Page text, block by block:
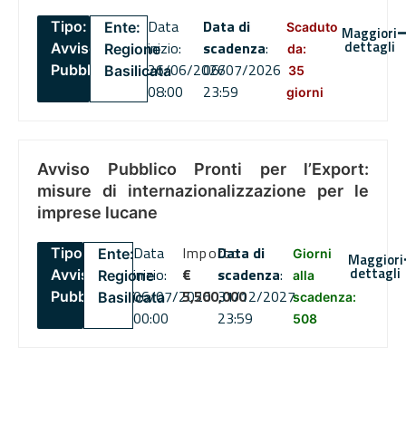
Tipo:
Avviso
Pubblico
Ente:
Regione
Basilicata
Data
inizio:
26/06/2026
08:00
Data di
scadenza:
06/07/2026
23:59
Scaduto
da:
35
giorni
Maggiori
dettagli
Avviso Pubblico Pronti per l’Export:
misure di internazionalizzazione per le
imprese lucane
Tipo:
Avviso
Pubblico
Ente:
Regione
Basilicata
Data
inizio:
06/07/2026
00:00
Importo
€
5,500,000
Data di
scadenza:
31/12/2027
23:59
Giorni
alla
scadenza:
508
Maggiori
dettagli